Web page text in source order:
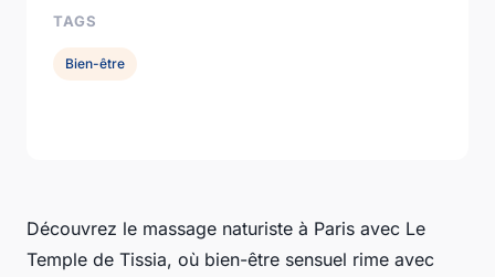
Découvrez le massage naturiste à Paris avec Le
Temple de Tissia, où bien-être sensuel rime avec
TAGS
Bien-être